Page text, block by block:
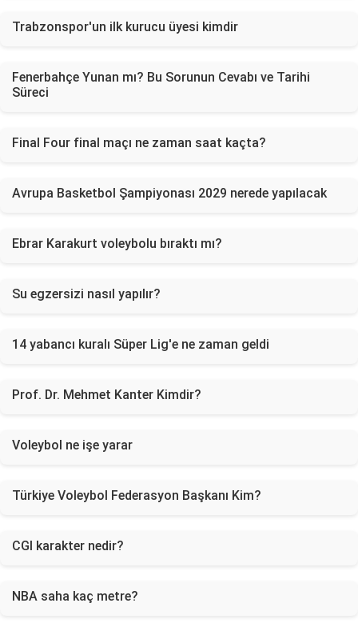
Trabzonspor'un ilk kurucu üyesi kimdir
Fenerbahçe Yunan mı? Bu Sorunun Cevabı ve Tarihi
Süreci
Final Four final maçı ne zaman saat kaçta?
Avrupa Basketbol Şampiyonası 2029 nerede yapılacak
Ebrar Karakurt voleybolu bıraktı mı?
Su egzersizi nasıl yapılır?
14 yabancı kuralı Süper Lig'e ne zaman geldi
Prof. Dr. Mehmet Kanter Kimdir?
Voleybol ne işe yarar
Türkiye Voleybol Federasyon Başkanı Kim?
CGI karakter nedir?
NBA saha kaç metre?